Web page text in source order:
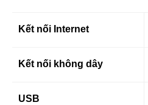
Kết nối Internet
Kết nối không dây
USB